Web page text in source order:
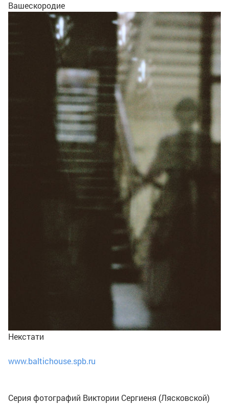
Вашескородие
Некстати
www.baltichouse.spb.ru
Серия фотографий Виктории Сергиеня (Лясковской)